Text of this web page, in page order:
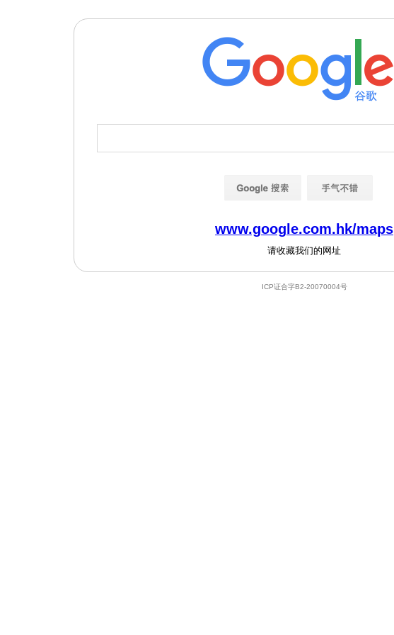
www.google.com.hk/maps
请收藏我们的网址
ICP证合字B2-20070004号